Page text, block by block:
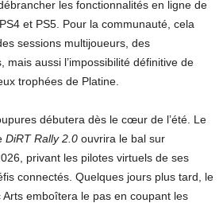
les fonctionnalités en ligne de
et PS5. Pour la communauté, cela
sessions multijoueurs, des
mais aussi l’impossibilité définitive de
trophées de Platine.
débutera dès le cœur de l’été. Le
DiRT Rally 2.0 ouvrira le bal sur
privant les pilotes virtuels de ses
connectés. Quelques jours plus tard, le
emboîtera le pas en coupant les